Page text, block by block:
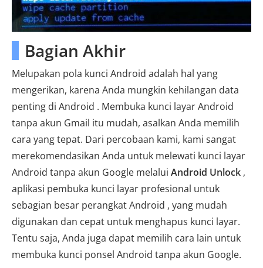
Bagian Akhir
Melupakan pola kunci Android adalah hal yang
mengerikan, karena Anda mungkin kehilangan data
penting di Android . Membuka kunci layar Android
tanpa akun Gmail itu mudah, asalkan Anda memilih
cara yang tepat. Dari percobaan kami, kami sangat
merekomendasikan Anda untuk melewati kunci layar
Android tanpa akun Google melalui Android Unlock ,
aplikasi pembuka kunci layar profesional untuk
sebagian besar perangkat Android , yang mudah
digunakan dan cepat untuk menghapus kunci layar.
Tentu saja, Anda juga dapat memilih cara lain untuk
membuka kunci ponsel Android tanpa akun Google.